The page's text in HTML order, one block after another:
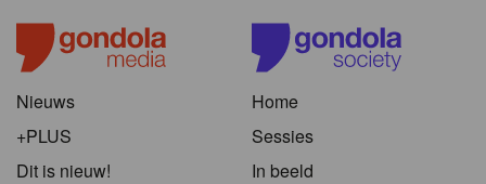
Nieuws
+PLUS
Dit is nieuw!
Home
Sessies
In beeld